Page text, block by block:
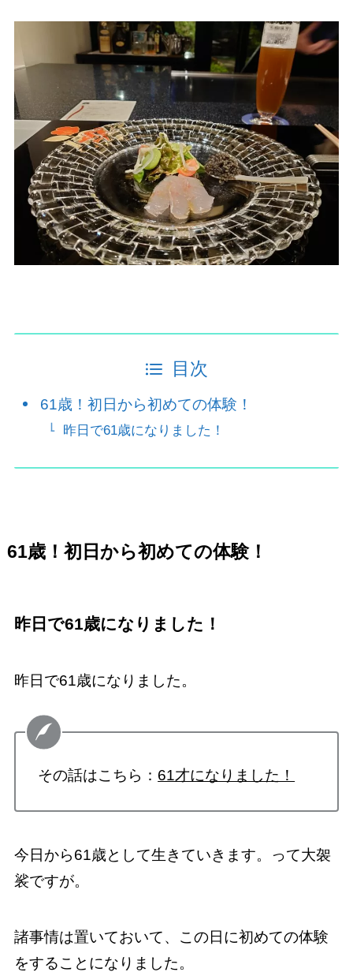
目次
61歳！初日から初めての体験！
昨日で61歳になりました！
61歳！初日から初めての体験！
昨日で61歳になりました！
昨日で61歳になりました。
その話はこちら： 61才になりました！
今日から61歳として生きていきます。って大袈
裟ですが。
諸事情は置いておいて、この日に初めての体験
をすることになりました。